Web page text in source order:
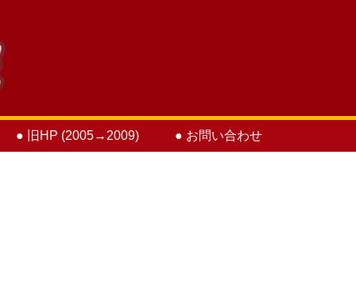
● 旧HP (2005→2009) ● お問い合わせ